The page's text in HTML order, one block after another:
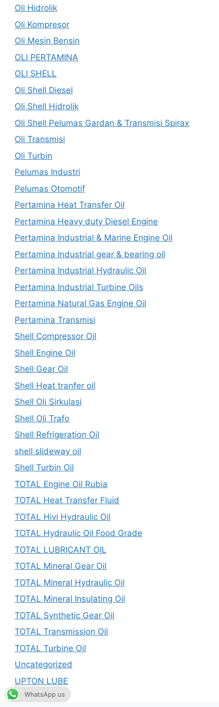
Oli Hidrolik
Oli Kompresor
Oli Mesin Bensin
OLI PERTAMINA
OLI SHELL
Oli Shell Diesel
Oli Shell Hidrolik
Oli Shell Pelumas Gardan & Transmisi Spirax
Oli Transmisi
Oli Turbin
Pelumas Industri
Pelumas Otomotif
Pertamina Heat Transfer Oil
Pertamina Heavy duty Diesel Engine
Pertamina Industrial & Marine Engine Oil
Pertamina Industrial gear & bearing oil
Pertamina Industrial Hydraulic Oil
Pertamina Industrial Turbine Oils
Pertamina Natural Gas Engine Oil
Pertamina Transmisi
Shell Compressor Oil
Shell Engine Oil
Shell Gear Oil
Shell Heat tranfer oil
Shell Oli Sirkulasi
Shell Oli Trafo
Shell Refrigeration Oil
shell slideway oil
Shell Turbin Oil
TOTAL Engine Oil Rubia
TOTAL Heat Transfer Fluid
TOTAL Hivi Hydraulic Oil
TOTAL Hydraulic Oil Food Grade
TOTAL LUBRICANT OIL
TOTAL Mineral Gear Oil
TOTAL Mineral Hydraulic Oil
TOTAL Mineral Insulating Oil
TOTAL Synthetic Gear Oil
TOTAL Transmission Oil
TOTAL Turbine Oil
Uncategorized
UPTON LUBE
WhatsApp us